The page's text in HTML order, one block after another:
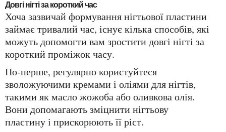
Довгі нігті за короткий час
Хоча зазвичай формування нігтьової пластини
займає тривалий час, існує кілька способів, які
можуть допомогти вам зростити довгі нігті за
короткий проміжок часу.
По-перше, регулярно користуйтеся
зволожуючими кремами і оліями для нігтів,
такими як масло жожоба або оливкова олія.
Вони допомагають зміцнити нігтьову
пластину і прискорюють її ріст.